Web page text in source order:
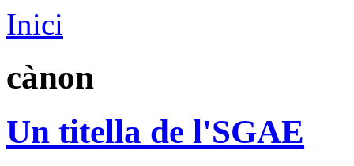
Inici
cànon
Un titella de l'SGAE